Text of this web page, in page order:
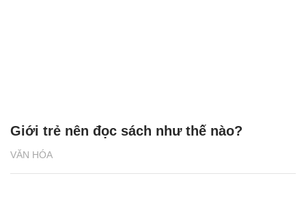
VĂN HÓA
Giới trẻ nên đọc sách như thế nào?